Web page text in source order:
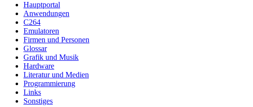
Hauptportal
Anwendungen
C264
Emulatoren
Firmen und Personen
Glossar
Grafik und Musik
Hardware
Literatur und Medien
Programmierung
Links
Sonstiges